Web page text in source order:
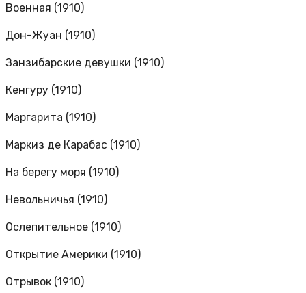
Военная (1910)
Дон-Жуан (1910)
Занзибарские девушки (1910)
Кенгуру (1910)
Маргарита (1910)
Маркиз де Карабас (1910)
На берегу моря (1910)
Невольничья (1910)
Ослепительное (1910)
Открытие Америки (1910)
Отрывок (1910)